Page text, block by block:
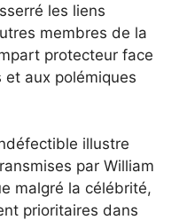
les liens
membres de la
protecteur face
aux polémiques
illustre
par William
malgré la célébrité,
prioritaires dans